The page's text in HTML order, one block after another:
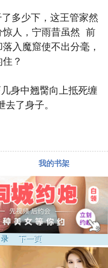
？
去了⾝子。
我的书架
录 下一页